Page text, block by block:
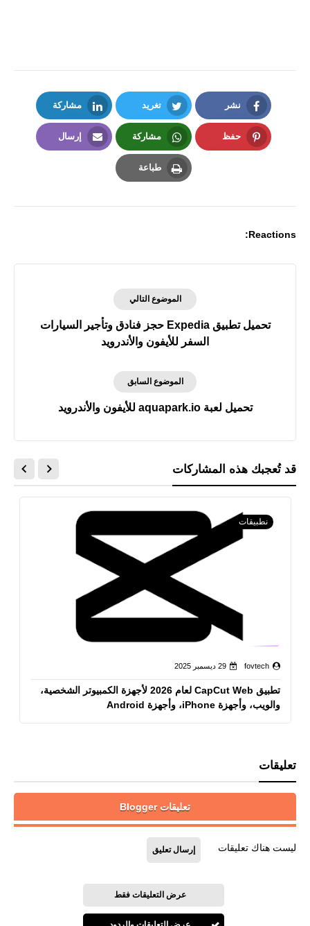
نشر
Facebook
تغريد
Twitter
مشاركة
LinkedIn
حفظ مشاركة
Whatsapp
إرسال
طباعة
Reactions:
الموضوع التالي
تحميل تطبيق Expedia حجز فنادق وتأجير السيارات
السفر للأيفون والأندرويد
الموضوع السابق
تحميل لعبة aquapark.io‏ للأيفون والأندرويد
قد تُعجبك هذه المشاركات
نطبيقات
fovtech 29 ديسمبر 2025
تطبيق CapCut Web لعام 2026 لأجهزة الكمبيوتر الشخصية،
والويب، وأجهزة iPhone، وأجهزة Android
تعليقات
تعليقات Blogger
ليست هناك تعليقات إرسال تعليق
عرض التعليقات فقط